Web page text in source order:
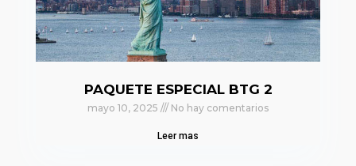
PAQUETE ESPECIAL BTG 2
mayo 10, 2025 No hay comentarios
Leer mas